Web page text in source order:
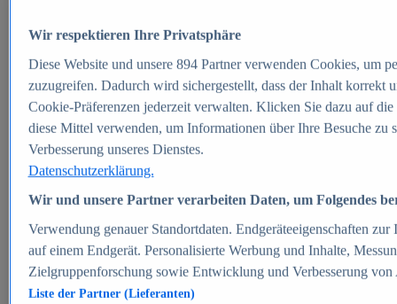
Zum Report
E-commerce
Beliebte Statistiken
Aktuelle Statistiken
E-Commerce - Entwicklung des Umsatzes in
Deutschland 1999-2025
Umsatz von Amazon in Deutschland und weltweit
2010-2025
B2C-E-Commerce: Top-50 Online Shops in
Deutschland 2024
Marktanteile von Online-Zahlungsverfahren in
Deutschland 2024
Umsatzstarke Warengruppen im Online-Handel in
Deutschland 2023-2025
Wir respektieren Ihre Privatsphäre
Diese Website und unsere 894Partner verwenden Cookies, um
zuzugreifen. Dadurch wird sichergestellt, dass der Inhalt korrekt
Cookie-Präferenzen jederzeit verwalten. Klicken Sie dazu auf
diese Mittel verwenden, um Informationen über Ihre Besuche
Verbesserung unseres Dienstes.
Datenschutzerklärung.
Wir und unsere Partner verarbeiten Daten, um Folgendes
Verwendung genauer Standortdaten. Endgeräteeigenschaften
auf einem Endgerät. Personalisierte Werbung und Inhalte,
Zielgruppenforschung sowie Entwicklung und Verbesserung von
Liste der Partner (Lieferanten)